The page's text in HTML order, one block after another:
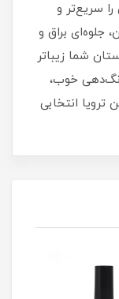
سریع‌تر و
براق و
شما زیباتر
رنگ‌دهی خوب،
ترویا انتخابی